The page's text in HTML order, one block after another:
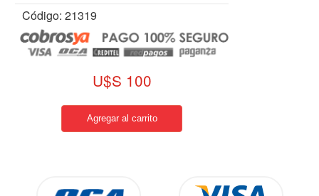
Código: 21319
U$S 100